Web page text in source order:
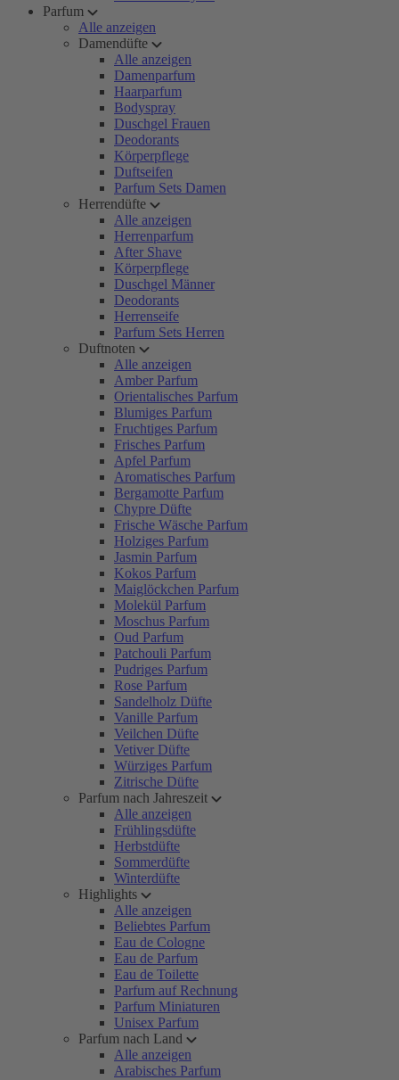
Parfum
Alle anzeigen
Damendüfte
Alle anzeigen
Damenparfum
Haarparfum
Bodyspray
Duschgel Frauen
Deodorants
Körperpflege
Duftseifen
Parfum Sets Damen
Herrendüfte
Alle anzeigen
Herrenparfum
After Shave
Körperpflege
Duschgel Männer
Deodorants
Herrenseife
Parfum Sets Herren
Duftnoten
Alle anzeigen
Amber Parfum
Orientalisches Parfum
Blumiges Parfum
Fruchtiges Parfum
Frisches Parfum
Apfel Parfum
Aromatisches Parfum
Bergamotte Parfum
Chypre Düfte
Frische Wäsche Parfum
Holziges Parfum
Jasmin Parfum
Kokos Parfum
Maiglöckchen Parfum
Molekül Parfum
Moschus Parfum
Oud Parfum
Patchouli Parfum
Pudriges Parfum
Rose Parfum
Sandelholz Düfte
Vanille Parfum
Veilchen Düfte
Vetiver Düfte
Würziges Parfum
Zitrische Düfte
Parfum nach Jahreszeit
Alle anzeigen
Frühlingsdüfte
Herbstdüfte
Sommerdüfte
Winterdüfte
Highlights
Alle anzeigen
Beliebtes Parfum
Eau de Cologne
Eau de Parfum
Eau de Toilette
Parfum auf Rechnung
Parfum Miniaturen
Unisex Parfum
Parfum nach Land
Alle anzeigen
Arabisches Parfum